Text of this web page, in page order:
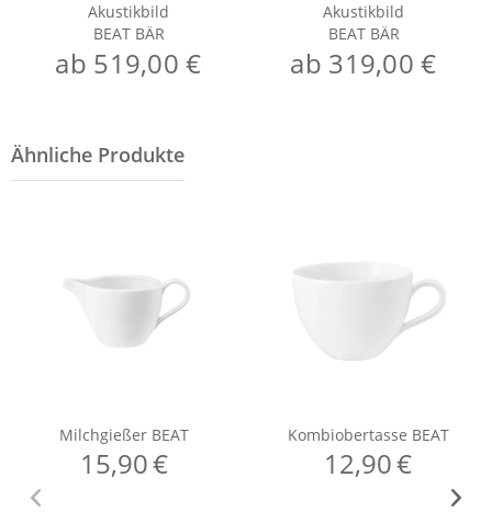
Akustikbild
BEAT BÄR
ab 519,00 €
Akustikbild
BEAT BÄR
ab 319,00 €